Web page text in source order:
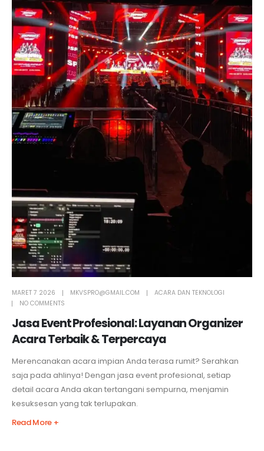
MARET 7 2026 MKVSPRO@GMAIL.COM
ACARA DAN TEKNOLOGI
NO COMMENTS
Jasa Event Profesional: Layanan Organizer
Acara Terbaik & Terpercaya
Merencanakan acara impian Anda terasa rumit? Serahkan
saja pada ahlinya! Dengan jasa event profesional, setiap
detail acara Anda akan tertangani sempurna, menjamin
kesuksesan yang tak terlupakan.
Read More +